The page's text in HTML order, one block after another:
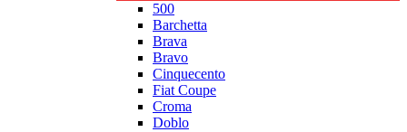
500
Barchetta
Brava
Bravo
Cinquecento
Fiat Coupe
Croma
Doblo